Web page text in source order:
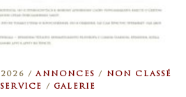
2026 /ANNONCES /
NON CLASSÉ
/ GALERIE